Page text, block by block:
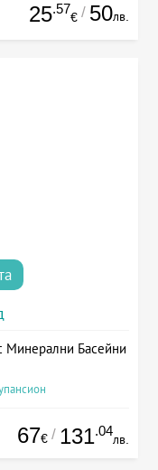
25.57
€ / 50лв.
Минерални Басейни
67€ / 131.04
лв.